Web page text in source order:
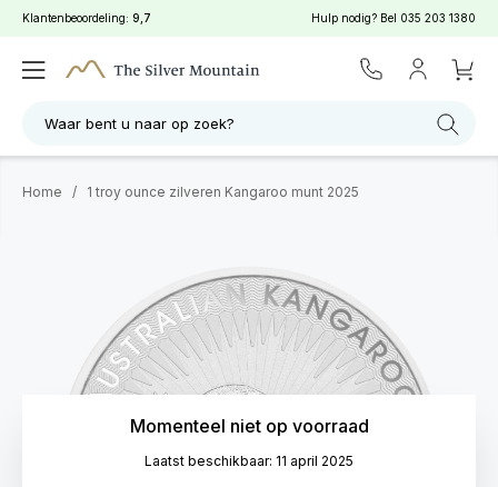
Klantenbeoordeling: 9,7 Hulp nodig? Bel 035 203 1380
Waar bent u naar op zoek?
Home / 1 troy ounce zilveren Kangaroo munt 2025
Momenteel niet op voorraad
Laatst beschikbaar: 11 april 2025